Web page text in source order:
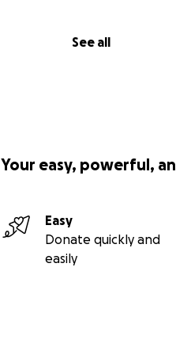
See all
Your easy, powerful,
Easy
Donate quickly and
easily